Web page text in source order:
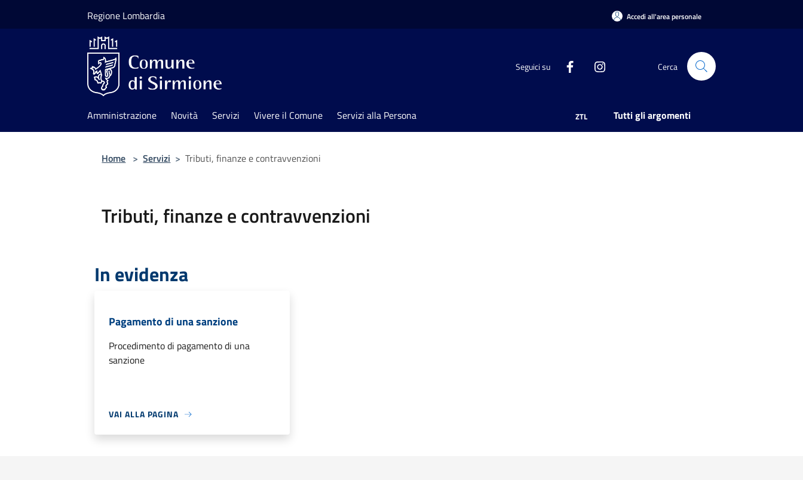
Regione Lombardia Accedi all'area personale
Seguici su Cerca
Amministrazione Novità Servizi Vivere il Comune Servizi alla Persona ZTL Tutti gli argomenti
Home > Servizi > Tributi, finanze e contravvenzioni
Tributi, finanze e contravvenzioni
In evidenza
Pagamento di una sanzione
Procedimento di pagamento di una
sanzione
VAI ALLA PAGINA